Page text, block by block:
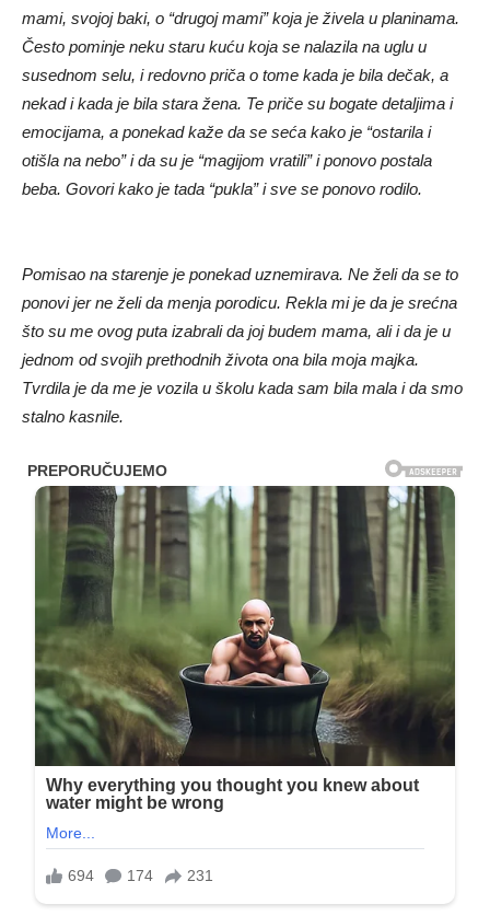
mami, svojoj baki, o “drugoj mami” koja je živela u planinama.
Često pominje neku staru kuću koja se nalazila na uglu u
susednom selu, i redovno priča o tome kada je bila dečak, a
nekad i kada je bila stara žena. Te priče su bogate detaljima i
emocijama, a ponekad kaže da se seća kako je “ostarila i
otišla na nebo” i da su je “magijom vratili” i ponovo postala
beba. Govori kako je tada “pukla” i sve se ponovo rodilo.
Pomisao na starenje je ponekad uznemirava. Ne želi da se to
ponovi jer ne želi da menja porodicu. Rekla mi je da je srećna
što su me ovog puta izabrali da joj budem mama, ali i da je u
jednom od svojih prethodnih života ona bila moja majka.
Tvrdila je da me je vozila u školu kada sam bila mala i da smo
stalno kasnile.